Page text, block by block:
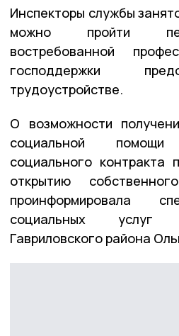
Инспекторы службы
можно пройти
востребованной
господдержки
трудоустройстве.
О возможности
социальной
социального контракта
открытию
проинформировала
социальных услуг
Гавриловского района